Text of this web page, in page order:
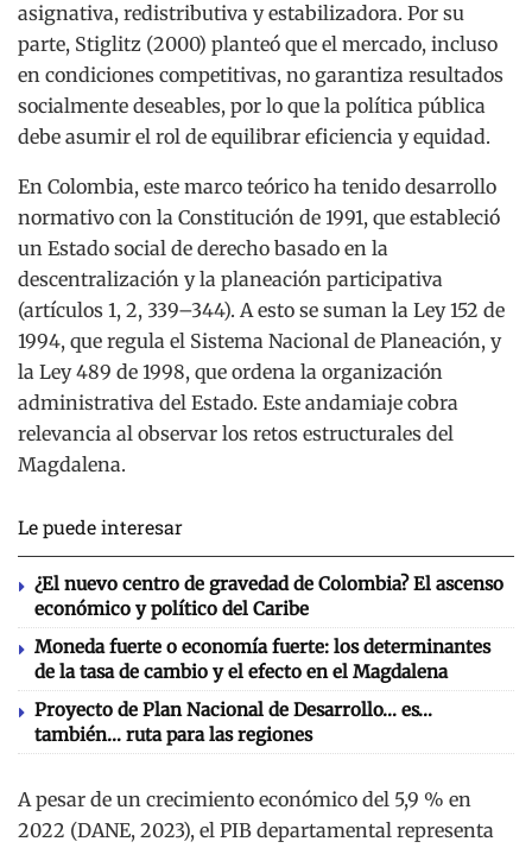
asignativa, redistributiva y estabilizadora. Por su
parte, Stiglitz (2000) planteó que el mercado, incluso
en condiciones competitivas, no garantiza resultados
socialmente deseables, por lo que la política pública
debe asumir el rol de equilibrar eficiencia y equidad.
En Colombia, este marco teórico ha tenido desarrollo
normativo con la Constitución de 1991, que estableció
un Estado social de derecho basado en la
descentralización y la planeación participativa
(artículos 1, 2, 339–344). A esto se suman la Ley 152 de
1994, que regula el Sistema Nacional de Planeación, y
la Ley 489 de 1998, que ordena la organización
administrativa del Estado. Este andamiaje cobra
relevancia al observar los retos estructurales del
Magdalena.
Le puede interesar
¿El nuevo centro de gravedad de Colombia? El ascenso
económico y político del Caribe
Moneda fuerte o economía fuerte: los determinantes
de la tasa de cambio y el efecto en el Magdalena
Proyecto de Plan Nacional de Desarrollo… es…
también… ruta para las regiones
A pesar de un crecimiento económico del 5,9 % en
2022 (DANE, 2023), el PIB departamental representa